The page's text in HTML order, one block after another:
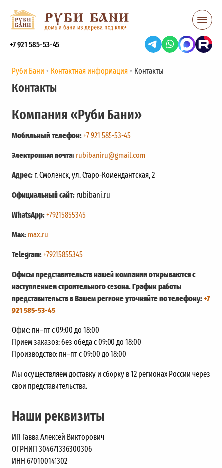
+7 921 585-53-45
Руби Бани Контактная информация Контакты
Контакты
Компания «Руби Бани»
Мобильный телефон:+7 921 585-53-45
Электронная почта:rubibaniru@gmail.com
Адрес:г. Смоленск, ул. Старо-Комендантская, 2
Официальный сайт:rubibani.ru
WhatsApp:+79215855345
Max:max.ru
Telegram:+79215855345
Офисы представительств нашей компании открываются с
наступлением строительного сезона. График работы
представительств в Вашем регионе уточняйте по телефону:+7
921 585-53-45
Офис: пн–пт с 09:00 до 18:00
Прием заказов: без обеда с 09:00 до 18:00
Производство: пн–пт с 09:00 до 18:00
Мы осуществляем доставку и сборку в 12 регионах России через
свои представительства.
Наши реквизиты
ИП Гавва Алексей Викторович
ОГРНИП 304671336300306
ИНН 670100141302